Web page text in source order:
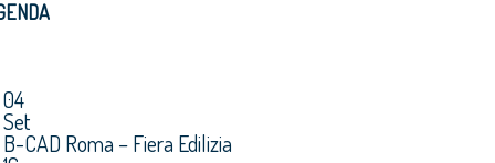
04
Set
B-CAD Roma – Fiera Edilizia